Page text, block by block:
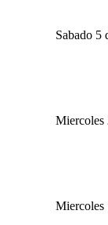
Sabado 5
Miercoles
Miercoles